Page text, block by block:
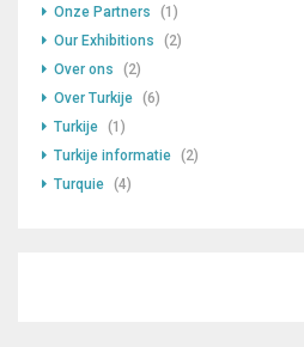
Onze Partners
(1)
Our Exhibitions
(2)
Over ons
(2)
Over Turkije (6)
Turkije (1)
Turkije informatie (2)
Turquie (4)